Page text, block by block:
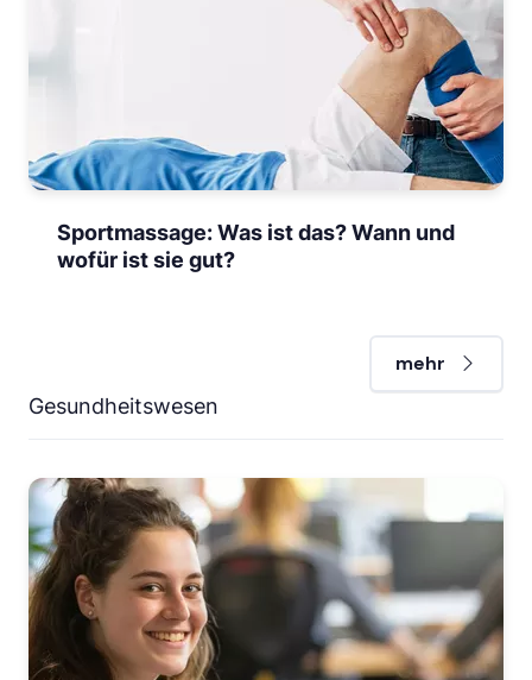
Sportmassage: Was ist das? Wann und
wofür ist sie gut?
mehr
Gesundheitswesen